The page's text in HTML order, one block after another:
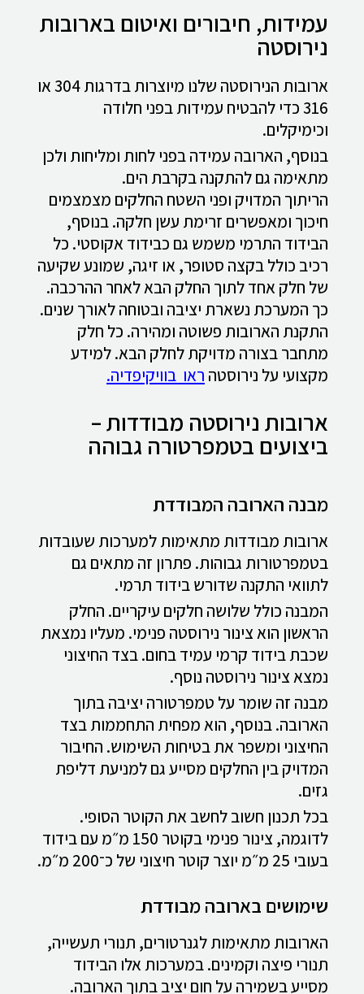
עמידות, חיבורים ואיטום בארובות
נירוסטה
ארובות הנירוסטה שלנו מיוצרות בדרגות 304 או
316 כדי להבטיח עמידות בפני חלודה
וכימיקלים.
בנוסף, הארובה עמידה בפני לחות ומליחות ולכן
מתאימה גם להתקנה בקרבת הים.
הריתוך המדויק ופני השטח החלקים מצמצמים
חיכוך ומאפשרים זרימת עשן חלקה. בנוסף,
הבידוד התרמי משמש גם כבידוד אקוסטי. כל
רכיב כולל בקצה סטופר, או זיגה, שמונע שקיעה
של חלק אחד לתוך החלק הבא לאחר ההרכבה.
כך המערכת נשארת יציבה ובטוחה לאורך שנים.
התקנת הארובות פשוטה ומהירה. כל חלק
מתחבר בצורה מדויקת לחלק הבא. למידע
מקצועי על נירוסטה ראו בוויקיפדיה.
ארובות נירוסטה מבודדות –
ביצועים בטמפרטורה גבוהה
מבנה הארובה המבודדת
ארובות מבודדות מתאימות למערכות שעובדות
בטמפרטורות גבוהות. פתרון זה מתאים גם
לתוואי התקנה שדורש בידוד תרמי.
המבנה כולל שלושה חלקים עיקריים. החלק
הראשון הוא צינור נירוסטה פנימי. מעליו נמצאת
שכבת בידוד קרמי עמיד בחום. בצד החיצוני
נמצא צינור נירוסטה נוסף.
מבנה זה שומר על טמפרטורה יציבה בתוך
הארובה. בנוסף, הוא מפחית התחממות בצד
החיצוני ומשפר את בטיחות השימוש. החיבור
המדויק בין החלקים מסייע גם למניעת דליפת
גזים.
בכל תכנון חשוב לחשב את הקוטר הסופי.
לדוגמה, צינור פנימי בקוטר 150 מ״מ עם בידוד
בעובי 25 מ״מ יוצר קוטר חיצוני של כ־200 מ״מ.
שימושים בארובה מבודדת
הארובות מתאימות לגנרטורים, תנורי תעשייה,
תנורי פיצה וקמינים. במערכות אלו הבידוד
מסייע בשמירה על חום יציב בתוך הארובה.